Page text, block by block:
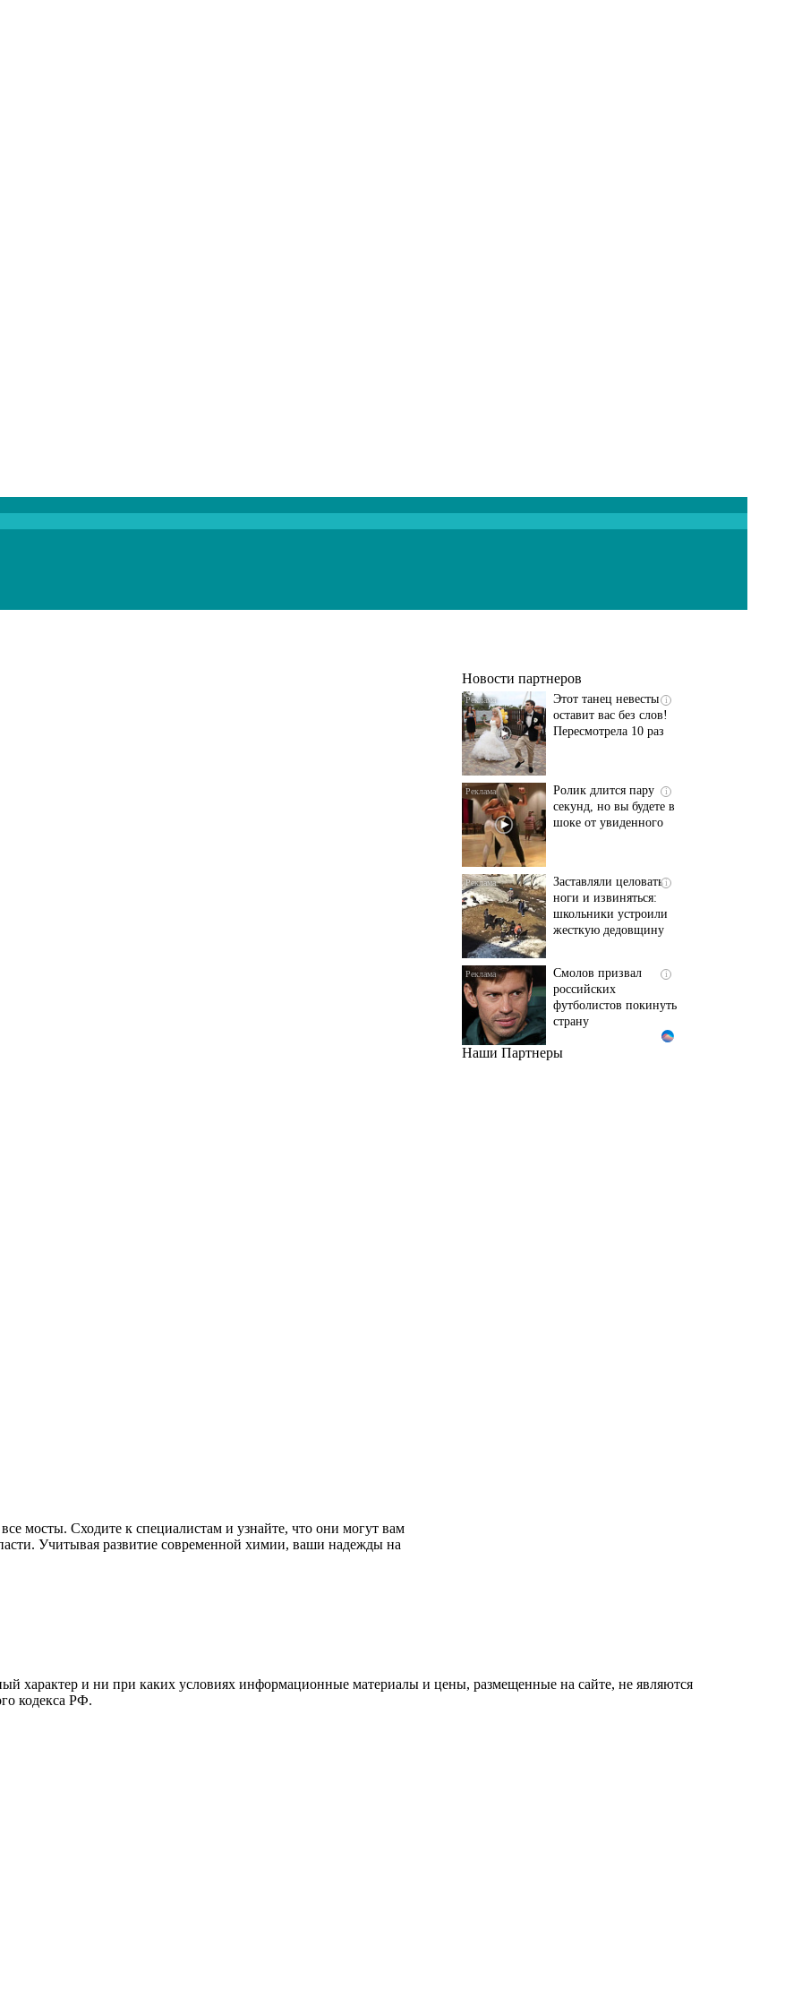
мосты. Сходите к специалистам и узнайте, что они могут вам
Учитывая развитие современной химии, ваши надежды на
Новости партнеров
i
Ролик длится
несколько секунд, а
i
Этот танец невесты
оставит вас без слов!
Пересмотрела 10 раз
i
Ролик длится пару
секунд, но вы будете в
шоке от увиденного
i
Заставляли целовать
ноги и извиняться:
школьники устроили
жесткую дедовщину
i
Смолов призвал
российских
футболистов покинуть
страну
Ржу не переставая, это
Наши Партнеры
характер и ни при каких условиях информационные материалы и цены, размещенные на сайте, не являются
кодекса РФ.